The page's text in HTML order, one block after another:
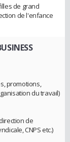
de grand
de l'enfance
promotions,
du travail)
de
CNPS etc.)